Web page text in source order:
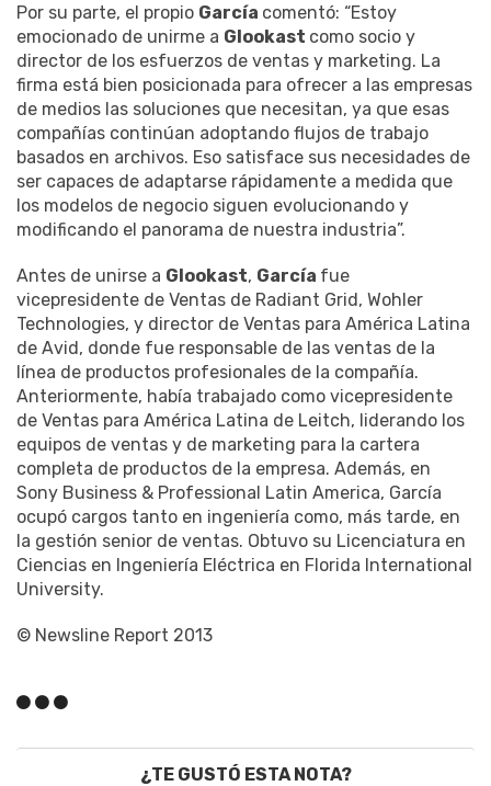
Por su parte, el propio García comentó: “Estoy
emocionado de unirme a Glookast como socio y
director de los esfuerzos de ventas y marketing. La
firma está bien posicionada para ofrecer a las empresas
de medios las soluciones que necesitan, ya que esas
compañías continúan adoptando flujos de trabajo
basados ​​en archivos. Eso satisface sus necesidades de
ser capaces de adaptarse rápidamente a medida que
los modelos de negocio siguen evolucionando y
modificando el panorama de nuestra industria”.
Antes de unirse a Glookast, García fue
vicepresidente de Ventas de Radiant Grid, Wohler
Technologies, y director de Ventas para América Latina
de Avid, donde fue responsable de las ventas de la
línea de productos profesionales de la compañía.
Anteriormente, había trabajado como vicepresidente
de Ventas para América Latina de Leitch, liderando los
equipos de ventas y de marketing para la cartera
completa de productos de la empresa. Además, en
Sony Business & Professional Latin America, García
ocupó cargos tanto en ingeniería como, más tarde, en
la gestión senior de ventas. Obtuvo su Licenciatura en
Ciencias en Ingeniería Eléctrica en Florida International
University.
© Newsline Report 2013
¿TE GUSTÓ ESTA NOTA?